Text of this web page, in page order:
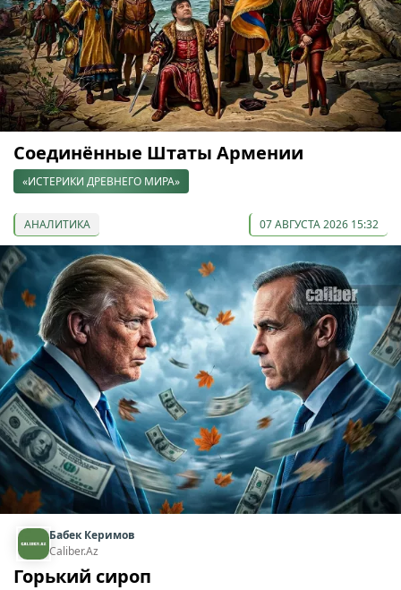
Соединённые Штаты Армении
«ИСТЕРИКИ ДРЕВНЕГО МИРА»
АНАЛИТИКА 07 АВГУСТА 2026 15:32
Бабек Керимов
Caliber.Az
Горький сироп